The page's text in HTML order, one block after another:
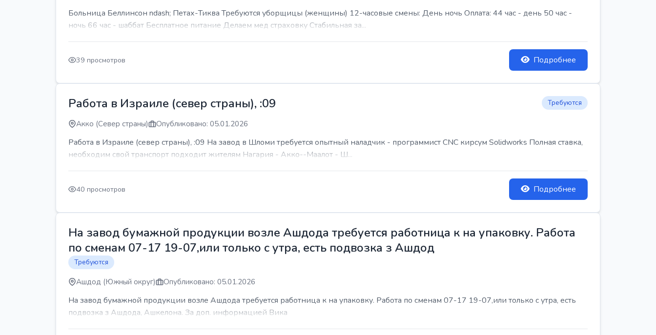
Больница Беллинсон ndash; Петах-Тиква Требуются уборщицы (женщины) 12-часовые смены: День ночь Оплата: 44 час - день 50 час -
ночь 66 час - шаббат Бесплатное питание Делаем мед страховку Стабильная за...
39 просмотров Подробнее
Работа в Израиле (север страны), :09 Требуются
Акко (Север страны) Опубликовано: 05.01.2026
Работа в Израиле (север страны), :09 На завод в Шломи требуется опытный наладчик - программист CNC кирсум Solidworks Полная ставка,
необходим свой транспорт подходит жителям Нагария - Акко--Маалот - Ш...
40 просмотров Подробнее
На завод бумажной продукции возле Ашдода требуется работница к на упаковку. Работа
по сменам 07-17 19-07,или только с утра, есть подвозка з Ашдод
Требуются
Ашдод (Южный округ) Опубликовано: 05.01.2026
На завод бумажной продукции возле Ашдода требуется работница к на упаковку. Работа по сменам 07-17 19-07,или только с утра, есть
подвозка з Ашдода, Ашкелона. За доп. информацией Вика